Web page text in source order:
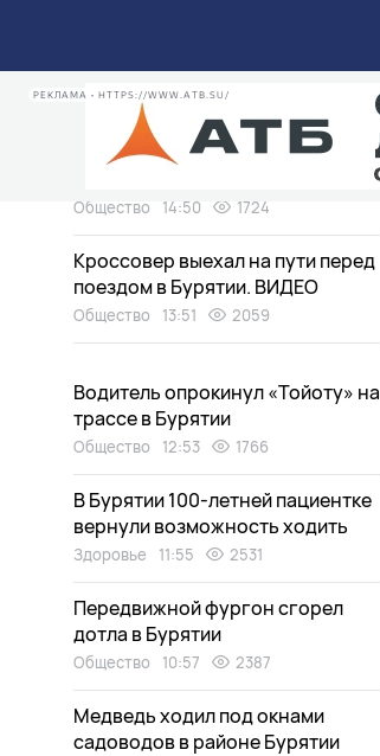
РЕКЛАМА • HTTPS://WWW.ATB.SU/
Общество 15:49 1612
В Бурятии горе-мать, побившая
сотрудника органа опеки,
Общество 14:50 1724
Кроссовер выехал на пути перед
поездом в Бурятии. ВИДЕО
Общество 13:51 2059
Водитель опрокинул «Тойоту» на
трассе в Бурятии
Общество 12:53 1766
В Бурятии 100-летней пациентке
вернули возможность ходить
Здоровье 11:55 2531
Передвижной фургон сгорел
дотла в Бурятии
Общество 10:57 2387
Медведь ходил под окнами
садоводов в районе Бурятии